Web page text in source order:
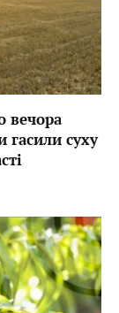
вечора
суху